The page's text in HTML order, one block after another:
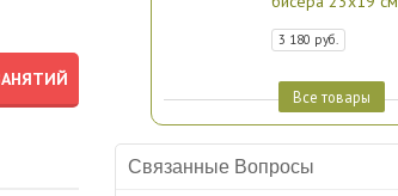
3 180 руб.
Все товары
Связанные Вопросы